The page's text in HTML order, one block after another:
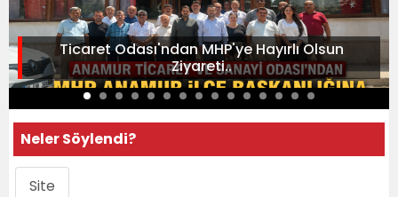
Ticaret Odası'ndan MHP'ye Hayırlı Olsun
Ziyareti..
Neler Söylendi?
Site